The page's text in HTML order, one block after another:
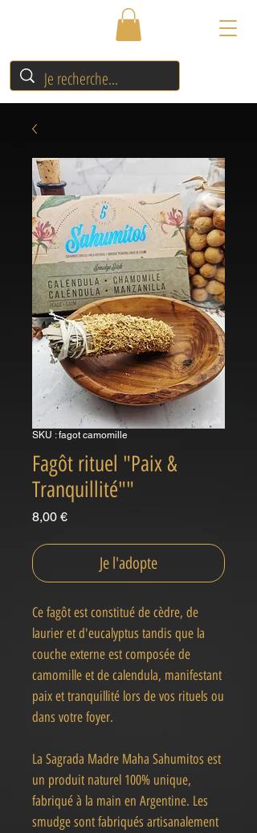
SKU : fagot camomille
Fagôt rituel "Paix &
Tranquillité""
8,00 €Prix
Je l'adopte
Ce fagôt est constitué de cèdre, de
laurier et d'eucalyptus tandis que la
couche externe est composée de
camomille et de calendula, manifestant
paix et tranquillité lors de vos rituels ou
dans votre foyer.
La Sagrada Madre Maha Sahumitos est
un produit naturel 100% unique,
fabriqué à la main en Argentine. Les
smudge sont fabriqués artisanalement